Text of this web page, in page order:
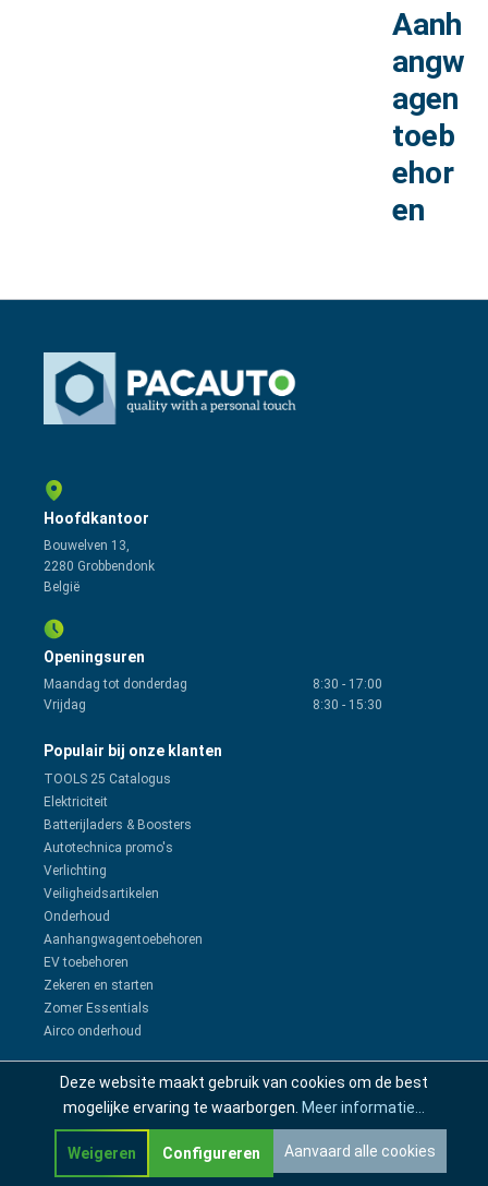
Aanh
angw
agen
toeb
ehor
en
Hoofdkantoor
Bouwelven 13,
2280 Grobbendonk
België
Openingsuren
Maandag tot donderdag 8:30 - 17:00
Vrijdag
8:30 - 15:30
Populair bij onze klanten
TOOLS 25 Catalogus
Elektriciteit
Batterijladers & Boosters
Autotechnica promo's
Verlichting
Veiligheidsartikelen
Onderhoud
Aanhangwagentoebehoren
EV toebehoren
Zekeren en starten
Zomer Essentials
Airco onderhoud
Eerste keer aanmelden
Deze website maakt gebruik van cookies om de best
mogelijke ervaring te waarborgen. Meer informatie...
Weigeren Configureren Aanvaard alle cookies